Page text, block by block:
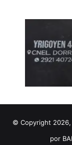
© Copyright
por